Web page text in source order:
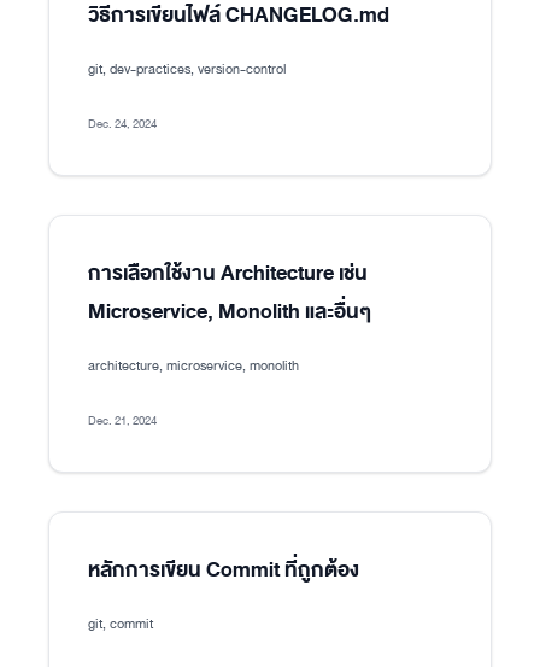
วิธีการเขียนไฟล์ CHANGELOG.md
git, dev-practices, version-control
Dec. 24, 2024
การเลือกใช้งาน Architecture เช่น
Microservice, Monolith และอื่นๆ
architecture, microservice, monolith
Dec. 21, 2024
หลักการเขียน Commit ที่ถูกต้อง
git, commit